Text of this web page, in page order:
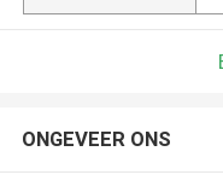
ONGEVEER ONS